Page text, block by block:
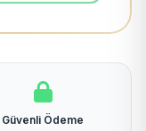
Güvenli Ödeme